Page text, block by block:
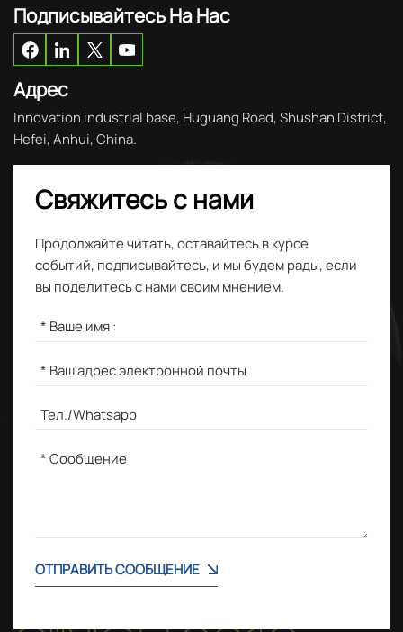
Подписывайтесь На Нас
Адрес
Innovation industrial base, Huguang Road, Shushan District,
Hefei, Anhui, China.
Свяжитесь с нами
Продолжайте читать, оставайтесь в курсе
событий, подписывайтесь, и мы будем рады, если
вы поделитесь с нами своим мнением.
ОТПРАВИТЬ СООБЩЕНИЕ